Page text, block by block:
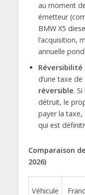
au moment
émetteur
BMW X5
l’acquisition,
annuelle
Réversibilité
d’une taxe
réversible.
détruit, le
payer la taxe,
qui est
Comparaison
2026)
Véhicule